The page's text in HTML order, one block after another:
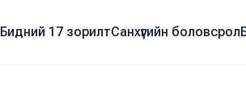
Бидний 17 зорилтСанхүүгийн боловсрол